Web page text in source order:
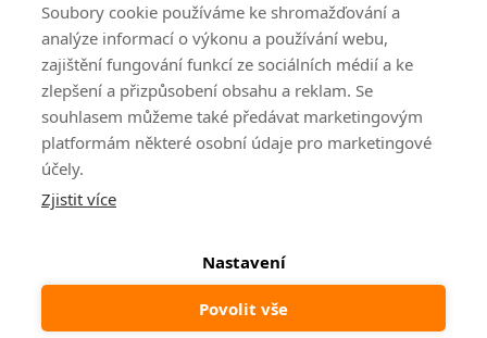
Soubory cookie používáme ke shromažďování a
analýze informací o výkonu a používání webu,
zajištění fungování funkcí ze sociálních médií a ke
zlepšení a přizpůsobení obsahu a reklam. Se
souhlasem můžeme také předávat marketingovým
platformám některé osobní údaje pro marketingové
účely.
Zjistit více
Nastavení
Povolit vše
Shoptet |mime digital
Odstoupit od smlouvy